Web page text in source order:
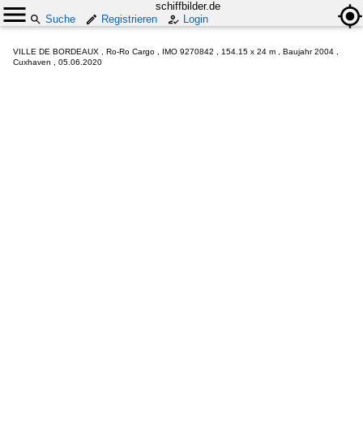
schiffbilder.de
Suche
Registrieren Login
VILLE DE BORDEAUX , Ro-Ro Cargo , IMO 9270842 , 154.15 x 24 m , Baujahr 2004 ,
Cuxhaven , 05.06.2020